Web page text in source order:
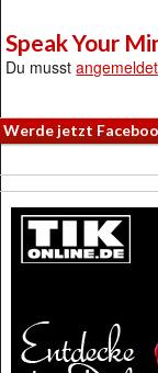
Speak Your
Du musstangemeldet
Werde jetzt